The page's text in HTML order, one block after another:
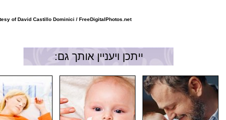
of David Castillo Dominici / FreeDigitalPhotos.net
ייתכן ויעניין אותך גם: